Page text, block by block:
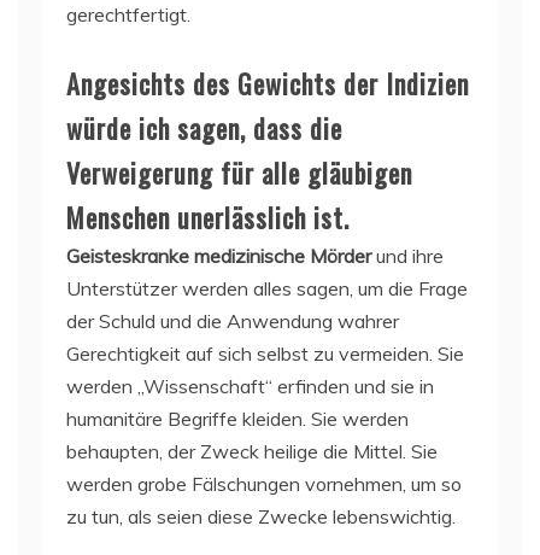
gerechtfertigt.
Angesichts des Gewichts der Indizien
würde ich sagen, dass die
Verweigerung für alle gläubigen
Menschen unerlässlich ist.
Geisteskranke medizinische Mörderund ihre
Unterstützer werden alles sagen, um die Frage
der Schuld und die Anwendung wahrer
Gerechtigkeit auf sich selbst zu vermeiden. Sie
werden „Wissenschaft“ erfinden und sie in
humanitäre Begriffe kleiden. Sie werden
behaupten, der Zweck heilige die Mittel. Sie
werden grobe Fälschungen vornehmen, um so
zu tun, als seien diese Zwecke lebenswichtig.